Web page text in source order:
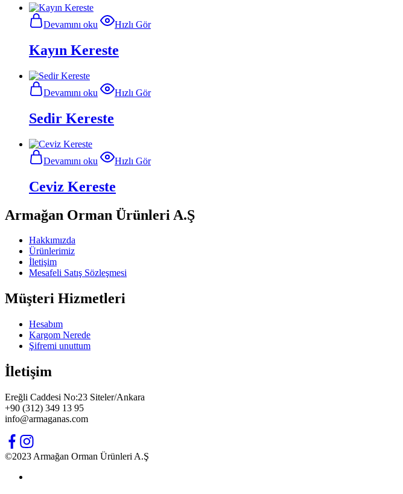
Devamını oku Hızlı Gör
Kayın Kereste
Devamını oku Hızlı Gör
Sedir Kereste
Devamını oku Hızlı Gör
Ceviz Kereste
Armağan Orman Ürünleri A.Ş
Hakkımızda
Ürünlerimiz
İletişim
Mesafeli Satış Sözleşmesi
Müşteri Hizmetleri
Hesabım
Kargom Nerede
Şifremi unuttum
İletişim
Ereğli Caddesi No:23 Siteler/Ankara
+90 (312) 349 13 95
info@armaganas.com
©2023 Armağan Orman Ürünleri A.Ş